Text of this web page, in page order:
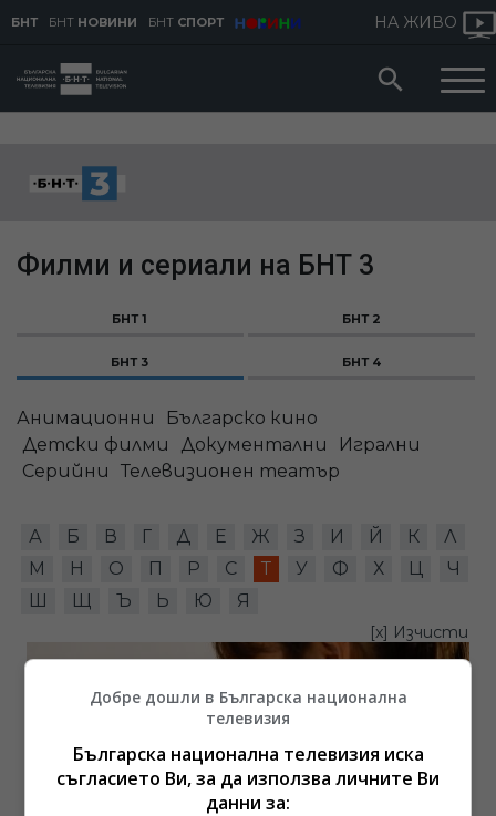
БНТ БНТ НОВИНИ БНТ СПОРТ НА ЖИВО
Филми и сериали на БНТ 3
БНТ 1 БНТ 2
БНТ 3 БНТ 4
Анимационни
Българско кино
Детски филми
Документални
Игрални
Серийни
Телевизионен театър
А Б В Г Д Е Ж З И Й К
Л
М
Н О П Р С Т У Ф Х Ц
Ч
Ш
Щ Ъ Ь Ю Я
[x] Изчисти
Добре дошли в Българска национална
телевизия
Българска национална телевизия иска
съгласието Ви, за да използва личните Ви
данни за: